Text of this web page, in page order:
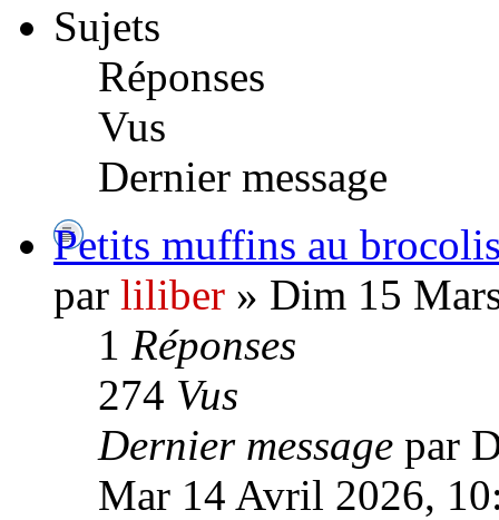
Sujets
Réponses
Vus
Dernier message
Petits muffins au
par liliber » Dim 15
1 Réponses
274 Vus
Dernier message par
Mar 14 Avril 2026,